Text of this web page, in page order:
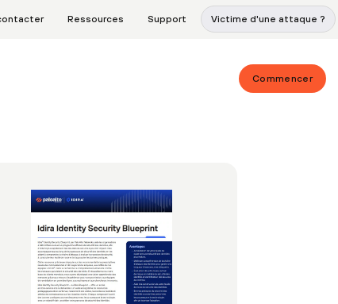
Ressources Support Victime d'une attaque ?
Commencer